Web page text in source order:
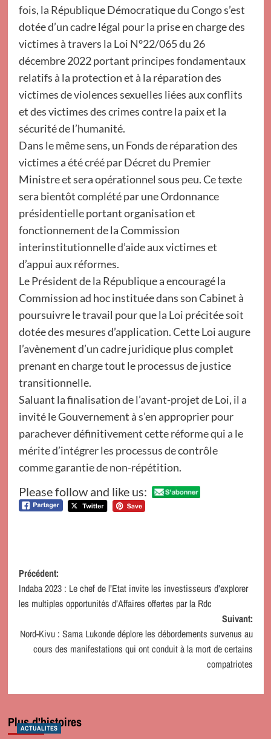
fois, la République Démocratique du Congo s’est
dotée d’un cadre légal pour la prise en charge des
victimes à travers la Loi N°22/065 du 26
décembre 2022 portant principes fondamentaux
relatifs à la protection et à la réparation des
victimes de violences sexuelles liées aux conflits
et des victimes des crimes contre la paix et la
sécurité de l’humanité.
Dans le même sens, un Fonds de réparation des
victimes a été créé par Décret du Premier
Ministre et sera opérationnel sous peu. Ce texte
sera bientôt complété par une Ordonnance
présidentielle portant organisation et
fonctionnement de la Commission
interinstitutionnelle d’aide aux victimes et
d’appui aux réformes.
Le Président de la République a encouragé la
Commission ad hoc instituée dans son Cabinet à
poursuivre le travail pour que la Loi précitée soit
dotée des mesures d’application. Cette Loi augure
l’avènement d’un cadre juridique plus complet
prenant en charge tout le processus de justice
transitionnelle.
Saluant la finalisation de l’avant-projet de Loi, il a
invité le Gouvernement à s’en approprier pour
parachever définitivement cette réforme qui a le
mérite d’intégrer les processus de contrôle
comme garantie de non-répétition.
Please follow and like us:
Navigation
d’article
Précédent:
Indaba 2023 : Le chef de l’Etat invite les investisseurs d’explorer
les multiples opportunités d’Affaires offertes par la Rdc
Suivant:
Nord-Kivu : Sama Lukonde déplore les débordements survenus au
cours des manifestations qui ont conduit à la mort de certains
compatriotes
Plus d'histoires
ACTUALITES